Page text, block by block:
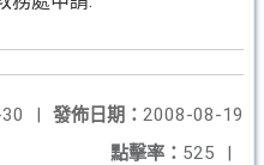
發佈日期： 2008-08-19
|
點擊率： 525 |